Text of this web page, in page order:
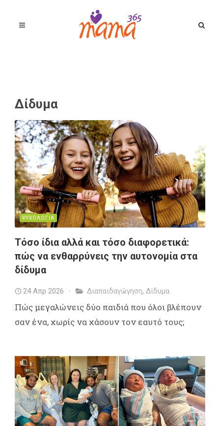
Δίδυμα
ΨΥΧΟΛΟΓΙΑ
Τόσο ίδια αλλά και τόσο διαφορετικά:
πώς να ενθαρρύνεις την αυτονομία στα
δίδυμα
24 Απρ 2026 Διαπαιδαγώγηση, Δίδυμα
Πώς μεγαλώνεις δύο παιδιά που όλοι βλέπουν
σαν ένα, χωρίς να χάσουν τον εαυτό τους;